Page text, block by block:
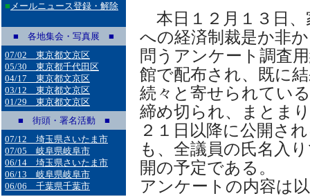
■ メールニュース登録・解除
■ 各地集会・写真展 ■
07/02 東京都文京区
05/30 東京都千代田区
04/17 東京都文京区
03/12 東京都文京区
01/29 東京都文京区
■ 街頭・署名活動 ■
07/12 埼玉県さいたま市
07/05 岐阜県岐阜市
06/14 埼玉県さいたま市
06/13 岐阜県岐阜市
06/06 千葉県千葉市
本日１２月１３日、
への経済制裁是か非
問うアンケート調査
館で配布され、既に
続々と寄せられてい
締め切られ、まとま
２１日以降に公開さ
も、全議員の氏名入
開の予定である。
アンケートの内容は